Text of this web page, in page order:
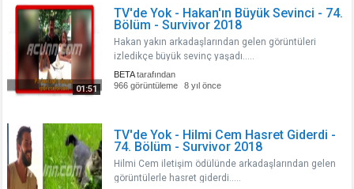
01:51
TV'de Yok - Hakan'ın Büyük Sevinci - 74.
Bölüm - Survivor 2018
Hakan yakın arkadaşlarından gelen görüntüleri
izledikçe büyük sevinç yaşadı.....
BETAtarafından
966 görüntüleme
8 yıl önce
TV'de Yok - Hilmi Cem Hasret Giderdi -
74. Bölüm - Survivor 2018
Hilmi Cem iletişim ödülünde arkadaşlarından gelen
görüntülerle hasret giderdi.....